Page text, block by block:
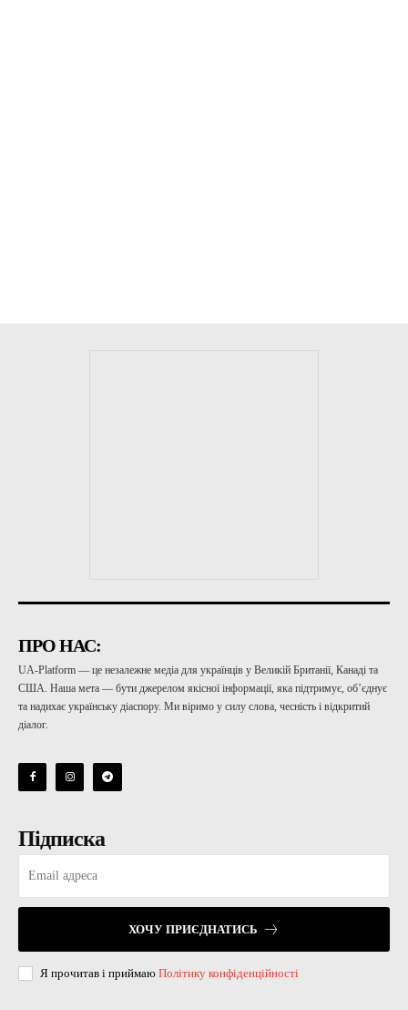
ПРО НАС:
UA-Platform — це незалежне медіа для українців у Великій Британії, Канаді та
США. Наша мета — бути джерелом якісної інформації, яка підтримує, об’єднує
та надихає українську діаспору. Ми віримо у силу слова, чесність і відкритий
діалог.
Підписка
ХОЧУ ПРИЄДНАТИСЬ
Я прочитав і приймаю Політику конфіденційності